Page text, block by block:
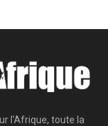
l'Afrique, toute la